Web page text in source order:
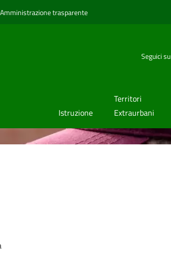
Amministrazione trasparente
Seguici su
Istruzione
Territori
Extraurbani